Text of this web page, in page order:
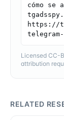
cómo se
https://
Licensed CC-
attribution
RELATED